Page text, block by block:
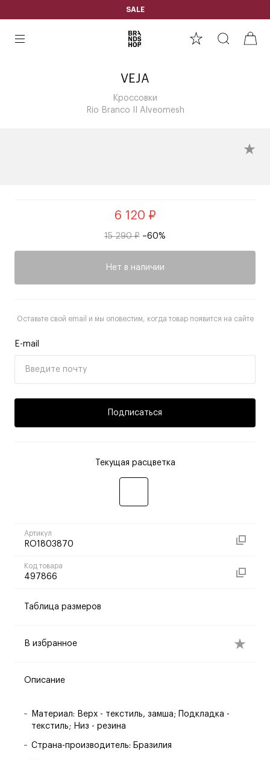
SALE
VEJA
Кроссовки
Rio Branco II Alveomesh
6 120 ₽
15 290 ₽ –60%
Нет в наличии
Оставьте свой email и мы оповестим, когда товар появится на сайте
E-mail
Подписаться
Текущая расцветка
Артикул
RO1803870
Код товара
497866
Таблица размеров
В избранное
Описание
Материал: Верх - текстиль, замша; Подкладка -
текстиль; Низ - резина
Страна-производитель: Бразилия